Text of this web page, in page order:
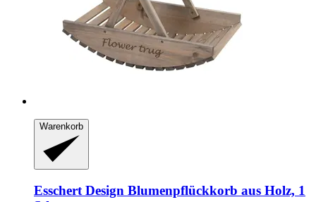
Warenkorb
Esschert Design Blumenpflückkorb aus Holz, 1